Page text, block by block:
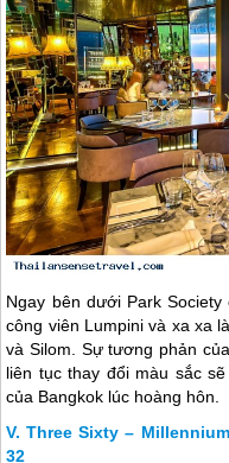
Ngay bên dưới Park
công viên Lumpini và xa xa
và Silom. Sự tương phản
liên tục thay đổi màu sắc
của Bangkok lúc hoàng hôn.
Three Sixty –
32